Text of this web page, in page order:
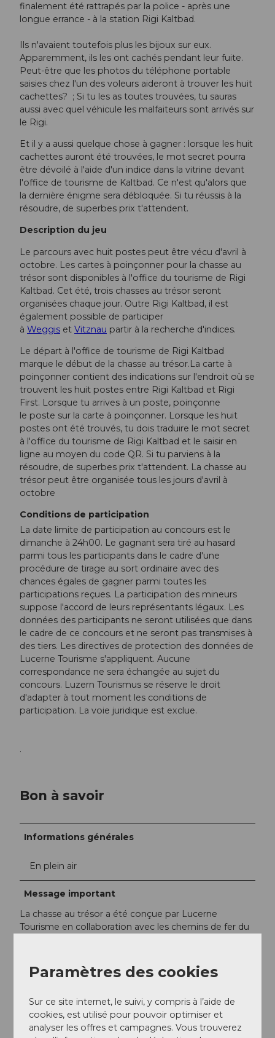
finalement été rattrapés par la police - après une
longue errance - à la station Rigi Kaltbad.
Ils n'avaient toutefois plus les bijoux sur eux.
Apparemment, ils les ont cachés pendant leur fuite.
Peut-être que les photos du téléphone portable
saisies chez l'un des voleurs aideront à trouver les huit
cachettes? ; Si tu les as toutes trouvées, tu sauras
aussi avec quel véhicule les malfaiteurs sont arrivés sur
le Rigi.
Et il y a aussi quelque chose à gagner : lorsque les huit
cachettes auront été trouvées, le mot secret pourra
être dévoilé à l'aide d'un indice dans la vitrine devant
l'office de tourisme de Kaltbad. Ce n'est qu'alors que
la dernière énigme sera débloquée. Si tu réussis à la
résoudre, de superbes prix t'attendent.
Description du jeu
Le parcours avec huit postes peut être vécu d'avril à
octobre. Les cartes à poinçonner pour la chasse au
trésor sont disponibles à l'office du tourisme de Rigi
Kaltbad. Cet été, trois chasses au trésor seront
organisées chaque jour. Outre Rigi Kaltbad, il est
également possible de participer
à Weggis et Vitznau partir à la recherche d'indices.
Le départ à l'office de tourisme de Rigi Kaltbad
marque le début de la chasse au trésor.La carte à
poinçonner contient des indications sur l'endroit où se
trouvent les huit postes entre Rigi Kaltbad et Rigi
First. Lorsque tu arrives à un poste, poinçonne
le poste sur la carte à poinçonner. Lorsque les huit
postes ont été trouvés, tu dois traduire le mot secret
à l'office du tourisme de Rigi Kaltbad et le saisir en
ligne au moyen du code QR. Si tu parviens à la
résoudre, de superbes prix t'attendent. La chasse au
trésor peut être organisée tous les jours d'avril à
octobre
Conditions de participation
La date limite de participation au concours est le
dimanche à 24h00. Le gagnant sera tiré au hasard
parmi tous les participants dans le cadre d'une
procédure de tirage au sort ordinaire avec des
chances égales de gagner parmi toutes les
participations reçues. La participation des mineurs
suppose l'accord de leurs représentants légaux. Les
données des participants ne seront utilisées que dans
le cadre de ce concours et ne seront pas transmises à
des tiers. Les directives de protection des données de
Lucerne Tourisme s'appliquent. Aucune
correspondance ne sera échangée au sujet du
concours. Luzern Tourismus se réserve le droit
d'adapter à tout moment les conditions de
participation. La voie juridique est exclue.
.
Bon à savoir
Informations générales
En plein air
Message important
La chasse au trésor a été conçue par Lucerne
Tourisme en collaboration avec les chemins de fer du
Groupe cible
Visiteurs individuels
Classes d'école
Paramètres des cookies
Sur ce site internet, le suivi, y compris à l’aide de
cookies, est utilisé pour pouvoir optimiser et
analyser les offres et campagnes. Vous trouverez